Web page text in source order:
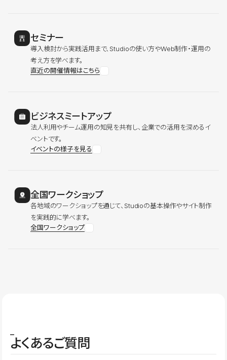
セミナー
導入検討から実践活用まで、Studioの使い方やWeb制作・運用の
考え方を学べます。
直近の開催情報はこちら
ビジネスミートアップ
法人利用やチーム運用の知見を共有し、企業での活用を深めるイ
ベントです。
イベントの様子を見る
全国ワークショップ
各地域のワークショップを通じて、Studioの基本操作やサイト制作
を実践的に学べます。
全国ワークショップ
よくあるご質問